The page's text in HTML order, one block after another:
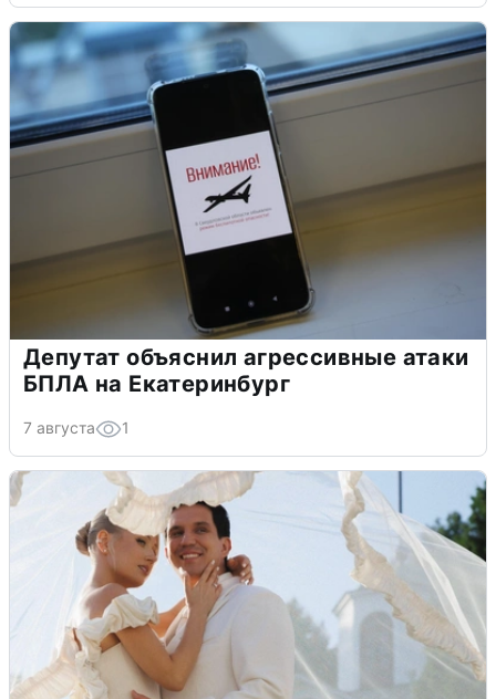
Депутат объяснил агрессивные атаки
БПЛА на Екатеринбург
7 августа 1